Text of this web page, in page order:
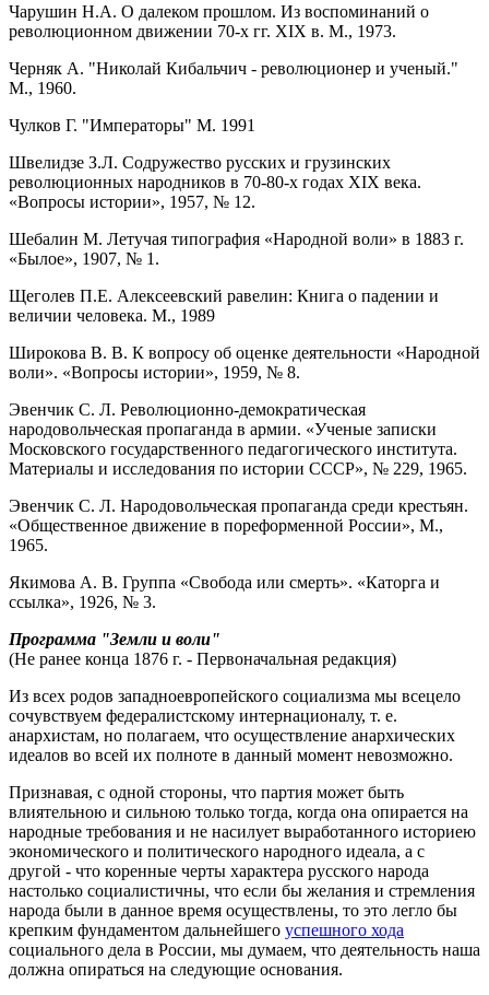
Чарушин Н.А. О далеком прошлом. Из воспоминаний о
революционном движении 70-х гг. XIX в. М., 1973.
Черняк А. "Николай Кибальчич - революционер и ученый."
М., 1960.
Чулков Г. "Императоры" М. 1991
Швелидзе З.Л. Содружество русских и грузинских
революционных народников в 70-80-х годах XIX века.
«Вопросы истории», 1957, № 12.
Шебалин М. Летучая типография «Народной воли» в 1883 г.
«Былое», 1907, № 1.
Щеголев П.Е. Алексеевский равелин: Книга о падении и
величии человека. М., 1989
Широкова В. В. К вопросу об оценке деятельности «Народной
воли». «Вопросы истории», 1959, № 8.
Эвенчик С. Л. Революционно-демократическая
народовольческая пропаганда в армии. «Ученые записки
Московского государственного педагогического института.
Материалы и исследования по истории СССР», № 229, 1965.
Эвенчик С. Л. Народовольческая пропаганда среди крестьян.
«Общественное движение в пореформенной России», М.,
1965.
Якимова А. В. Группа «Свобода или смерть». «Каторга и
ссылка», 1926, № 3.
Программа "Земли и воли"
(Не ранее конца 1876 г. - Первоначальная редакция)
Из всех родов западноевропейского социализма мы всецело
сочувствуем федералистскому интернационалу, т. е.
анархистам, но полагаем, что осуществление анархических
идеалов во всей их полноте в данный момент невозможно.
Признавая, с одной стороны, что партия может быть
влиятельною и сильною только тогда, когда она опирается на
народные требования и не насилует выработанного историею
экономического и политического народного идеала, а с
другой - что коренные черты характера русского народа
настолько социалистичны, что если бы желания и стремления
народа были в данное время осуществлены, то это легло бы
крепким фундаментом дальнейшего успешного хода
социального дела в России, мы думаем, что деятельность наша
должна опираться на следующие основания.